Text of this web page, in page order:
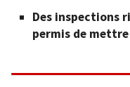
Des inspections
permis de